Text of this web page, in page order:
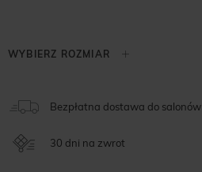
Bezpłatna dostawa do salonów
30 dni na zwrot